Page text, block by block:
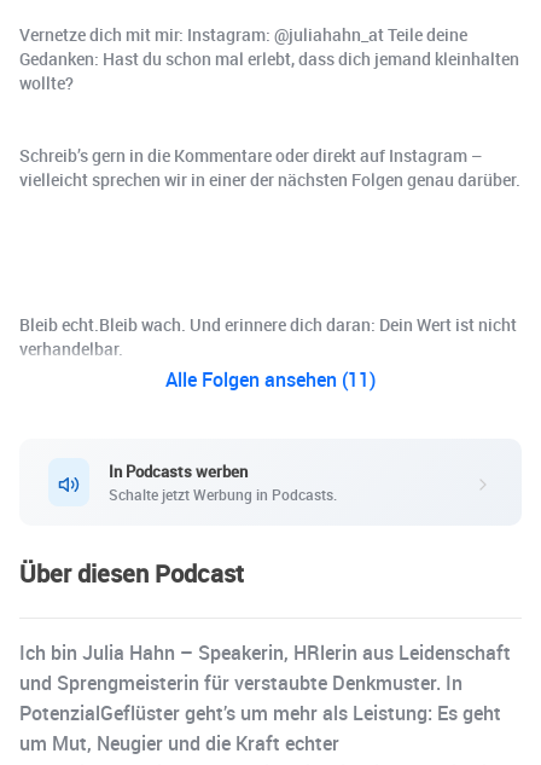
Vernetze dich mit mir: Instagram: @juliahahn_at Teile deine
Gedanken: Hast du schon mal erlebt, dass dich jemand kleinhalten
wollte?
Schreib’s gern in die Kommentare oder direkt auf Instagram –
vielleicht sprechen wir in einer der nächsten Folgen genau darüber.
Bleib echt.Bleib wach. Und erinnere dich daran: Dein Wert ist nicht
verhandelbar.
Alle Folgen ansehen (11)
In Podcasts werben
Schalte jetzt Werbung in Podcasts.
Über diesen Podcast
Ich bin Julia Hahn – Speakerin, HRlerin aus Leidenschaft
und Sprengmeisterin für verstaubte Denkmuster. In
PotenzialGeflüster geht’s um mehr als Leistung: Es geht
um Mut, Neugier und die Kraft echter